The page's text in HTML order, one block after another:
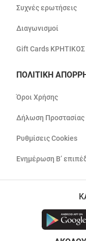
Συχνές ερωτήσεις
Διαγωνισμοί
Gift Cards ΚΡΗΤΙΚΟΣ
ΠΟΛΙΤΙΚΗ
Όροι Χρήσης
Δήλωση
Ρυθμίσεις Cookies
Ενημέρωση Β’